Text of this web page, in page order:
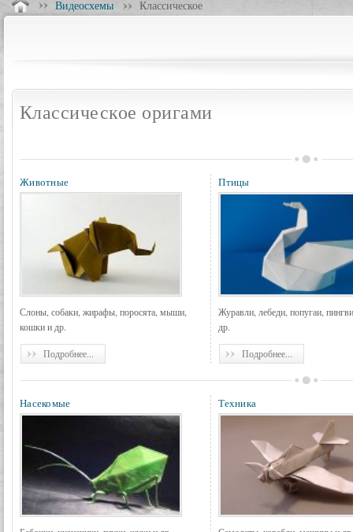
Видеосхемы Классическое
Классическое оригами
Животные
Слоны, собаки, жирафы, поросята, мыши,
кошки и др.
Подробнее...
Птицы
Журавли, лебеди, попугаи,
др.
Подробнее...
Насекомые Техника